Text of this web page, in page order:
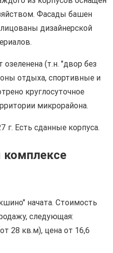
Фасады башен
дизайнерской
озеленена (т.н. "двор без
отдыха, спортивные и
круглосуточное
микрорайона.
г. Есть сданные корпуса.
начата. Стоимость
следующая:
28 кв.м), цена от 16,6